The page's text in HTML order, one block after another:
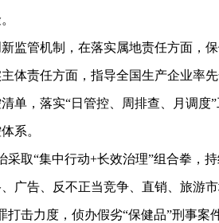
监管机制，在落实属地责任方面，
体责任方面，指导全国生产企业率
单，落实“日管控、周排查、月调度
系。
采取“集中行动+长效治理”组合拳，
广告、反不正当竞争、直销、旅游
打击力度，侦办假劣“保健品”刑事案